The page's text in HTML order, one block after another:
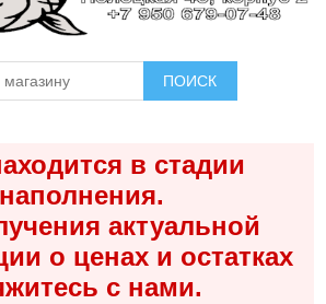
ПОИСК
в стадии
наполнения.
актуальной
о ценах и остатках
с нами.